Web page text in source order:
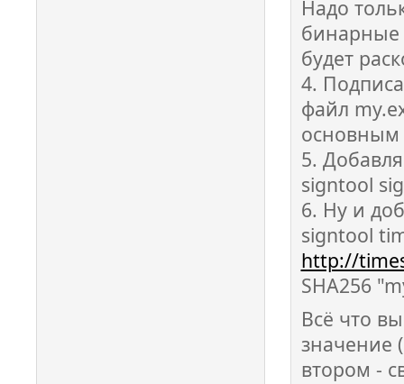
Надо
бинарные
будет
4.
файл
5.
signtool
6. Ну и
signtool
http://
SHA256
Всё что
значение
втором -